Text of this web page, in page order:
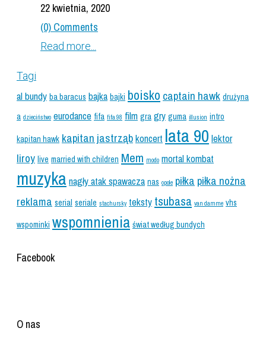
22 kwietnia, 2020
(0) Comments
Read more...
Tagi
al bundy ba baracus bajka bajki boisko captain hawk drużyna
a dzieciństwo eurodance fifa fifa 98 film gra gry guma illusion intro
kapitan hawk kapitan jastrząbkoncert lata 90 lektor
liroy live married with children Mem modo mortal kombat
muzyka nagły atak spawacza nas opole piłka piłka nożna
reklama serial seriale stachursky teksty tsubasa van damme vhs
wspominki wspomnienia świat według bundych
Facebook
O nas